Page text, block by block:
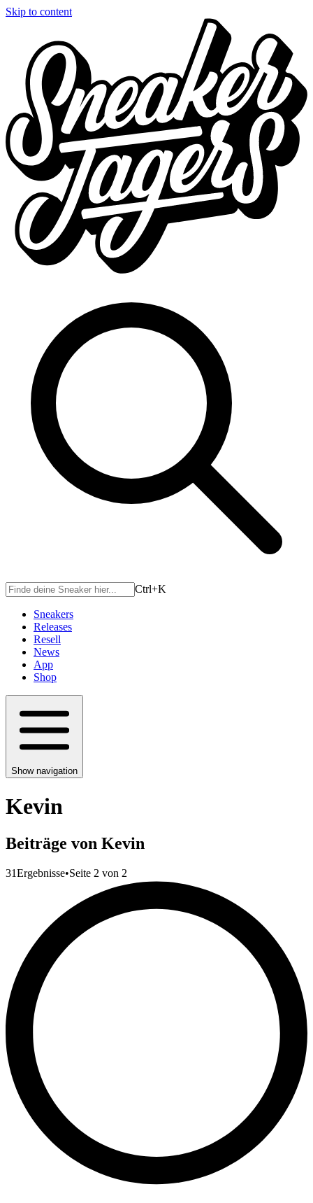
Skip to content
Ctrl+K
Sneakers
Releases
Resell
News
App
Shop
Show navigation
Kevin
Beiträge von Kevin
31Ergebnisse•Seite 2 von 2